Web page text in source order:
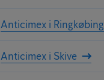
Anticimex i Ringkøbing
Anticimex i Skive